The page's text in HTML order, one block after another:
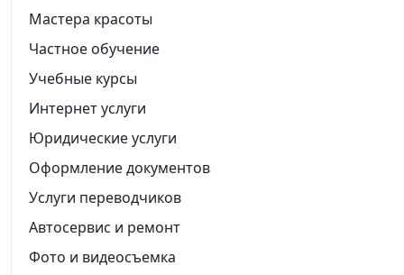
Мастера красоты
Частное обучение
Учебные курсы
Интернет услуги
Юридические услуги
Оформление документов
Услуги переводчиков
Автосервис и ремонт
Фото и видеосъемка